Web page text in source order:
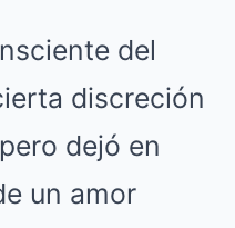
del
discreción
dejó en
un amor